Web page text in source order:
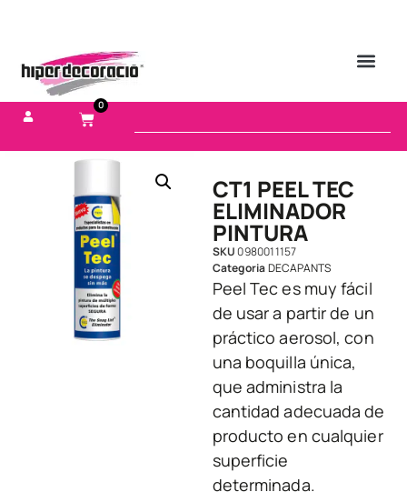
0
CT1 PEEL TEC
ELIMINADOR
PINTURA
SKU0980011157
CategoriaDECAPANTS
Peel Tec es muy fácil
de usar a partir de un
práctico aerosol, con
una boquilla única,
que administra la
cantidad adecuada de
producto en cualquier
superficie
determinada.